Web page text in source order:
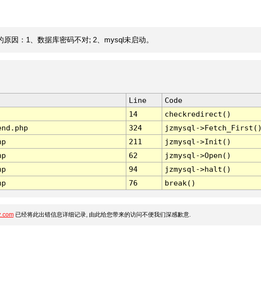
因：1、数据库密码不对; 2、mysql未启动。
Line
Code
14
checkredirect()
324
jzmysql-
211
jzmysql->Init()
62
jzmysql->Open()
94
jzmysql->halt()
76 break()
已经将此出错信息详细记录, 由此给您带来的访问不便我们深感歉意.